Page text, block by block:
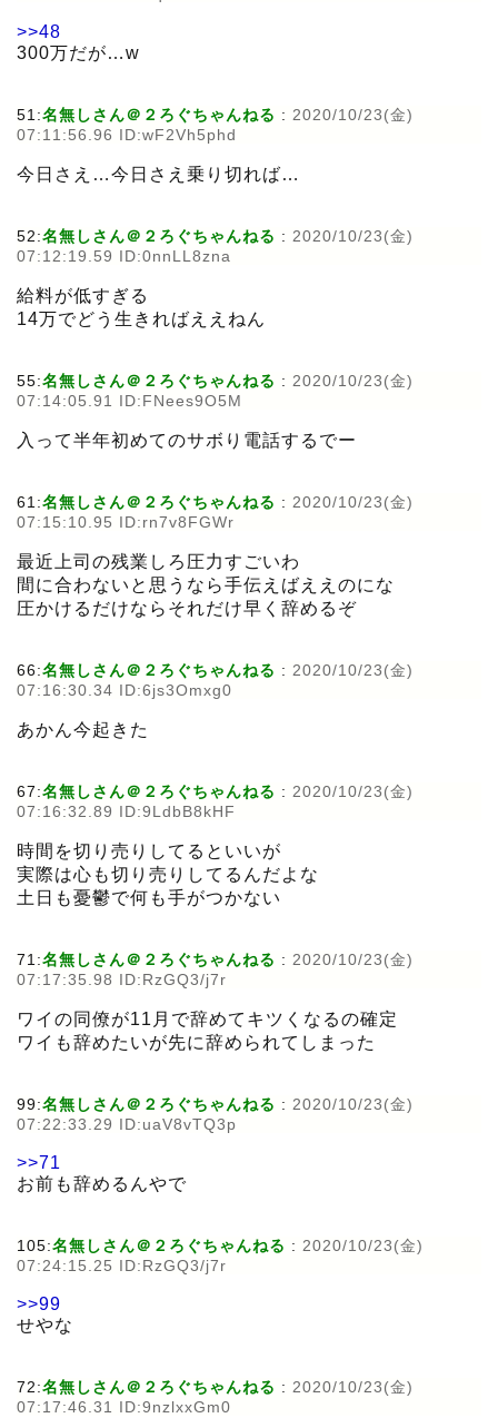
>>48
300万だが…w
51:名無しさん＠２ろぐちゃんねる : 2020/10/23(金)
07:11:56.96 ID:wF2Vh5phd
今日さえ…今日さえ乗り切れば…
52:名無しさん＠２ろぐちゃんねる : 2020/10/23(金)
07:12:19.59 ID:0nnLL8zna
給料が低すぎる
14万でどう生きればええねん
55:名無しさん＠２ろぐちゃんねる : 2020/10/23(金)
07:14:05.91 ID:FNees9O5M
入って半年初めてのサボり電話するでー
61:名無しさん＠２ろぐちゃんねる : 2020/10/23(金)
07:15:10.95 ID:rn7v8FGWr
最近上司の残業しろ圧力すごいわ
間に合わないと思うなら手伝えばええのにな
圧かけるだけならそれだけ早く辞めるぞ
66:名無しさん＠２ろぐちゃんねる : 2020/10/23(金)
07:16:30.34 ID:6js3Omxg0
あかん今起きた
67:名無しさん＠２ろぐちゃんねる : 2020/10/23(金)
07:16:32.89 ID:9LdbB8kHF
時間を切り売りしてるといいが
実際は心も切り売りしてるんだよな
土日も憂鬱で何も手がつかない
71:名無しさん＠２ろぐちゃんねる : 2020/10/23(金)
07:17:35.98 ID:RzGQ3/j7r
ワイの同僚が11月で辞めてキツくなるの確定
ワイも辞めたいが先に辞められてしまった
99:名無しさん＠２ろぐちゃんねる : 2020/10/23(金)
07:22:33.29 ID:uaV8vTQ3p
>>71
お前も辞めるんやで
105:名無しさん＠２ろぐちゃんねる : 2020/10/23(金)
07:24:15.25 ID:RzGQ3/j7r
>>99
せやな
72:名無しさん＠２ろぐちゃんねる : 2020/10/23(金)
07:17:46.31 ID:9nzlxxGm0